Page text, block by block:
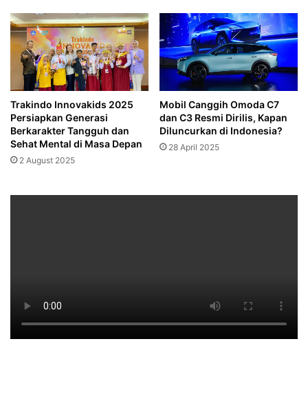
Trakindo Innovakids 2025
Persiapkan Generasi
Berkarakter Tangguh dan
Sehat Mental di Masa Depan
2 August 2025
Mobil Canggih Omoda C7
dan C3 Resmi Dirilis, Kapan
Diluncurkan di Indonesia?
28 April 2025